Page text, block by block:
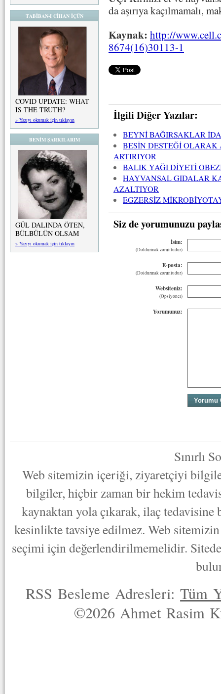
TABİBAN-I CİHAN İÇÜN
COVID UPDATE: WHAT
IS THE TRUTH?
» Yazıyı okumak için tıklayın
BENİM ŞARKILARIM
GÜL DALINDA ÖTEN,
BÜLBÜLÜN OLSAM
» Yazıyı okumak için tıklayın
da aşırıya kaçılmamalı,
Kaynak: http://
8674(16)30113-1
İlgili Diğer Yazılar:
BEYNİ BAĞIRSAKLAR
BESİN DESTEĞİ
ARTIRIYOR
BALIK YAĞI DİYETİ
HAYVANSAL GIDALAR
AZALTIYOR
EGZERSİZ
Siz de yorumunuzu
İsim:
(Doldurmak zorunludur)
E-posta:
(Doldurmak zorunludur)
Websiteniz:
(Opsiyonel)
Yorumunuz:
Sınırlı
Web sitemizin içeriği, ziyaretçiyi
bilgiler, hiçbir zaman bir hekim
kaynaktan yola çıkarak, ilaç
kesinlikte tavsiye edilmez. Web
seçimi için değerlendirilmemelidir.
RSS Besleme Adresleri:Tüm
©2026 Ahmet Rasim